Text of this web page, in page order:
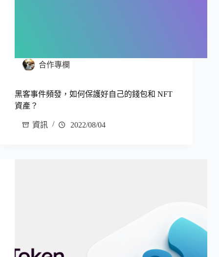
合作專欄
黑客事件頻發，如何保護好自己的錢包和 NFT
資產？
資訊 2022/08/04